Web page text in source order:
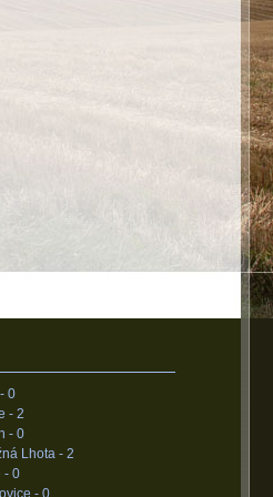
0
- 2
- 0
Lhota - 2
- 0
- 0